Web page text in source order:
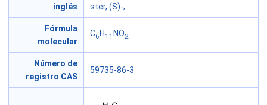
inglés
ster, (S)-;
Fórmula
molecular
C6 H11 NO2
Número de
registro CAS
59735-86-3